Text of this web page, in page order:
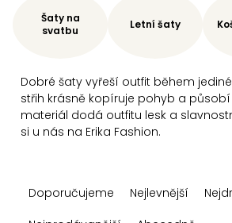
Dobré šaty vyřeší outfit během
střih krásně kopíruje pohyb a působí
materiál dodá outfitu lesk a
si u nás na Erika Fashion.
Šaty na
svatbu
Letní šaty
aDoporučujeme Nejlevnější